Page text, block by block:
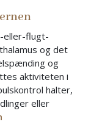
eller-flugt-
og det
og
aktiviteten i
halter,
eller